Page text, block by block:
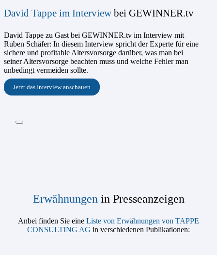
David Tappe im Interview bei GEWINNER.tv
David Tappe zu Gast bei GEWINNER.tv im Interview mit
Ruben Schäfer: In diesem Interview spricht der Experte für eine
sichere und profitable Altersvorsorge darüber, was man bei
seiner Altersvorsorge beachten muss und welche Fehler man
unbedingt vermeiden sollte.
Jetzt das Interview anschauen
Erwähnungen in Presseanzeigen
Anbei finden Sie eine Liste von Erwähnungen von TAPPE
CONSULTING AG in verschiedenen Publikationen: